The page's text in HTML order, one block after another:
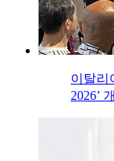
이탈리
2026’